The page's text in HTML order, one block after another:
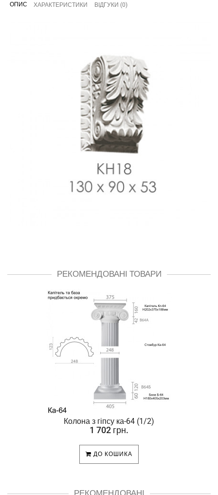
ОПИС ХАРАКТЕРИСТИКИ ВІДГУКИ (0)
РЕКОМЕНДОВАНІ ТОВАРИ
Колона з гіпсу ка-64 (1/2)
1 702 грн.
ДО КОШИКА
РЕКОМЕНДОВАНІ